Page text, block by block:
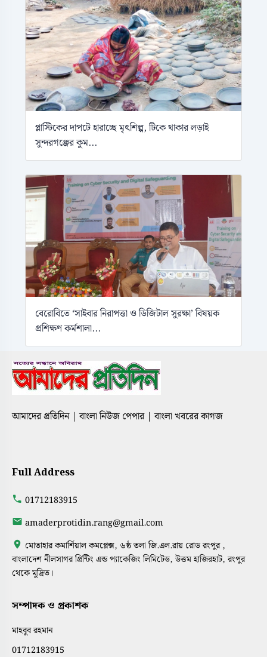
প্লাস্টিকের দাপটে হারাচ্ছে মৃৎশিল্প, টিকে থাকার লড়াই
সুন্দরগঞ্জের কুম...
বেরোবিতে ‘সাইবার নিরাপত্তা ও ডিজিটাল সুরক্ষা’ বিষয়ক
প্রশিক্ষণ কর্মশালা...
আমাদের প্রতিদিন | বাংলা নিউজ পেপার | বাংলা খবরের কাগজ
Full Address
01712183915
amaderprotidin.rang@gmail.com
মোতাহার কমার্শিয়াল কমপ্লেক্স, ৬ষ্ঠ তলা জি.এল.রায় রোড রংপুর ,
বাংলাদেশ নীলসাগর প্রিন্টিং এন্ড প্যাকেজিং লিমিটেড, উত্তম হাজিরহাট, রংপুর
থেকে মুদ্রিত।
সম্পাদক ও প্রকাশক
মাহবুব রহমান
01712183915